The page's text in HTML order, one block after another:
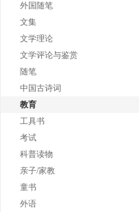
外国随笔
文集
文学理论
文学评论与鉴赏
随笔
中国古诗词
教育
工具书
考试
科普读物
亲子/家教
童书
外语